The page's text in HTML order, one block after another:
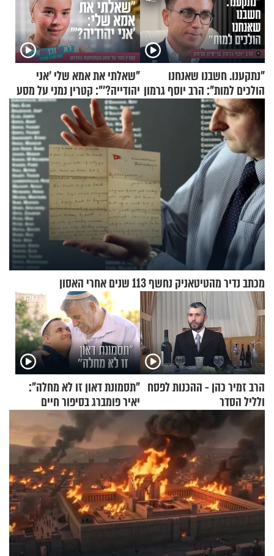
"נתקענו. חשבנו שאנחנו
הולכים למות": הרב יוסף גרמון
בריאיון מרתק
"שאלתי את אמא שלי 'אני
יהודייה?'": קטרין נמני על מסע
ההתחזקות המרגש
מכתב נדיר מהטיטאניק נחשף 113 שנים אחרי האסון
הרב זמיר כהן - ההכנות לפסח
ולליל הסדר
"תסמונת דאון זו לא מחלה":
יאיר פומברג בסיפור חיים
מעורר השראה